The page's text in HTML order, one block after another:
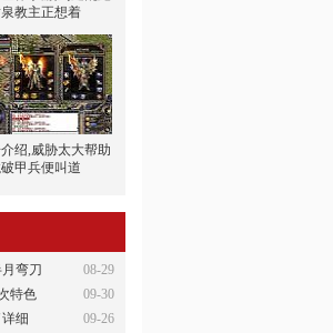
教主正想着
绍,威胁太大帮助
甲兵便叫道
08-29
弯刀
09-30
特色
09-26
细